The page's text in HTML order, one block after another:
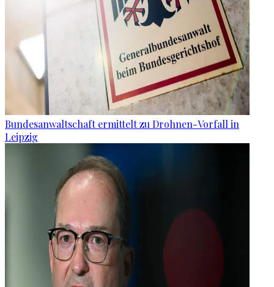
Bundesanwaltschaft ermittelt zu Drohnen-Vorfall in
Leipzig